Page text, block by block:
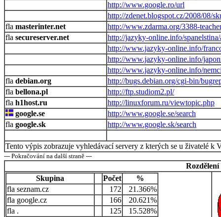
http://www.google.ro/url
http://zdenet.blogspot.cz/2008/08/
masterinter.net
http://www.zdarma.org/3388-
secureserver.net
http://jazyky-online.info/
http://www.jazyky-online.info/
http://www.jazyky-online.info/
http://www.jazyky-online.info/
debian.org
http://bugs.debian.org/cgi-bin/
bellona.pl
http://ftp.studiom2.pl/
h1host.ru
http://linuxforum.ru/viewtopic.php
google.se
http://www.google.se/search
google.sk
http://www.google.sk/search
Tento výpis zobrazuje vyhledávací servery z kterých se u živatelé k
--- Pokračování na další straně ---
Skupina
Počet
%
seznam.cz
172
21.366%
google.cz
166
20.621%
.
125
15.528%